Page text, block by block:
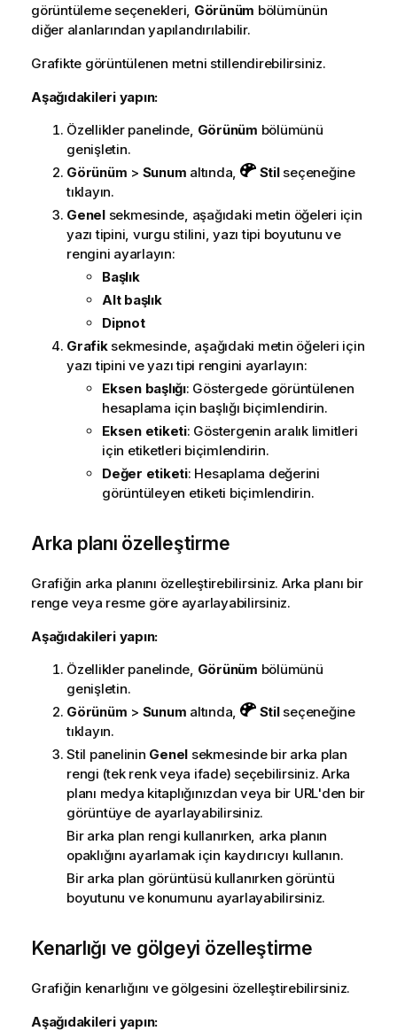
görüntüleme seçenekleri, Görünüm bölümünün
diğer alanlarından yapılandırılabilir.
Grafikte görüntülenen metni stillendirebilirsiniz.
Aşağıdakileri yapın:
Özellikler panelinde, Görünüm bölümünü
genişletin.
Görünüm > Sunum altında, Stilseçeneğine
tıklayın.
Genelsekmesinde, aşağıdaki metin öğeleri için
yazı tipini, vurgu stilini, yazı tipi boyutunu ve
rengini ayarlayın:
Başlık
Alt başlık
Dipnot
Grafiksekmesinde, aşağıdaki metin öğeleri için
yazı tipini ve yazı tipi rengini ayarlayın:
Eksen başlığı: Göstergede görüntülenen
hesaplama için başlığı biçimlendirin.
Eksen etiketi: Göstergenin aralık limitleri
için etiketleri biçimlendirin.
Değer etiketi: Hesaplama değerini
görüntüleyen etiketi biçimlendirin.
Arka planı özelleştirme
Grafiğin arka planını özelleştirebilirsiniz. Arka planı bir
renge veya resme göre ayarlayabilirsiniz.
Aşağıdakileri yapın:
Özellikler panelinde, Görünüm bölümünü
genişletin.
Görünüm > Sunum altında, Stilseçeneğine
tıklayın.
Stil panelinin Genel sekmesinde bir arka plan
rengi (tek renk veya ifade) seçebilirsiniz. Arka
planı medya kitaplığınızdan veya bir URL'den bir
görüntüye de ayarlayabilirsiniz.
Bir arka plan rengi kullanırken, arka planın
opaklığını ayarlamak için kaydırıcıyı kullanın.
Bir arka plan görüntüsü kullanırken görüntü
boyutunu ve konumunu ayarlayabilirsiniz.
Kenarlığı ve gölgeyi özelleştirme
Grafiğin kenarlığını ve gölgesini özelleştirebilirsiniz.
Aşağıdakileri yapın: